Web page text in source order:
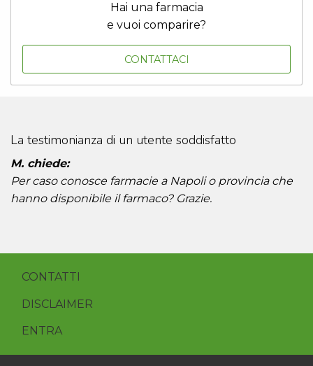
Hai una farmacia
e vuoi comparire?
CONTATTACI
La testimonianza di un utente soddisfatto
M. chiede:
Per caso conosce farmacie a Napoli o provincia che
hanno disponibile il farmaco? Grazie.
CONTATTI
DISCLAIMER
ENTRA